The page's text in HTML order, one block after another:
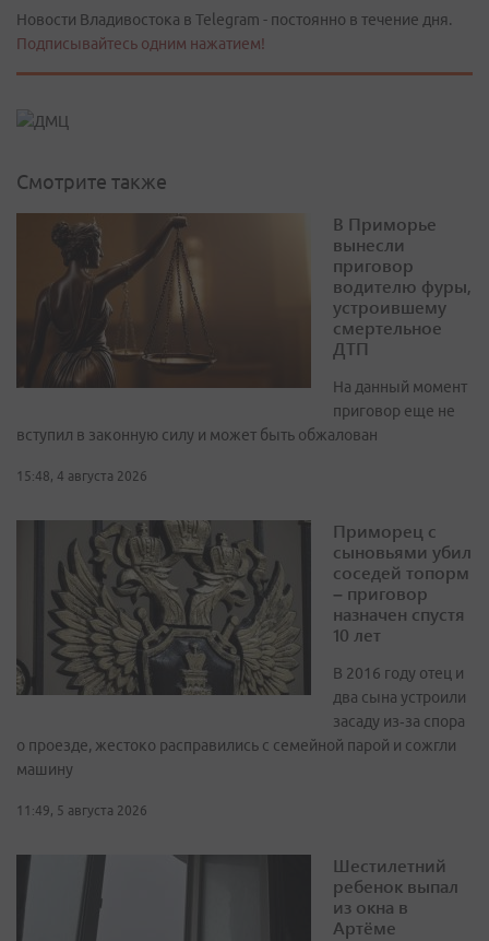
Новости Владивостока в Telegram - постоянно в течение дня.
Подписывайтесь одним нажатием!
Смотрите также
В Приморье
вынесли
приговор
водителю фуры,
устроившему
смертельное
ДТП
На данный момент
приговор еще не
вступил в законную силу и может быть обжалован
15:48, 4 августа 2026
Приморец с
сыновьями убил
соседей топорм
– приговор
назначен спустя
10 лет
В 2016 году отец и
два сына устроили
засаду из‑за спора
о проезде, жестоко расправились с семейной парой и сожгли
машину
11:49, 5 августа 2026
Шестилетний
ребенок выпал
из окна в
Артёме